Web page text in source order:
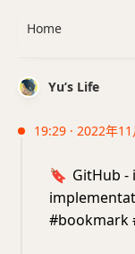
Yu’s Life
19:29 · 2022年
🔖 GitHub -
#bookmark
Home